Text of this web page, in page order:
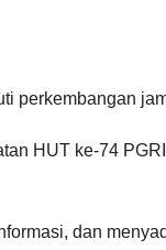
perkembangan
HUT ke-74
dan